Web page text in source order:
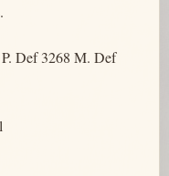
Def 3268 M. Def